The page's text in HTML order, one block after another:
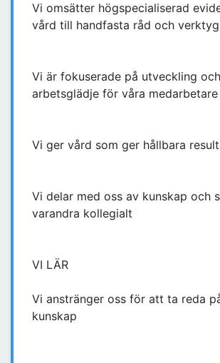
Vi omsätter högspecialiserad
vård till handfasta råd och verktyg
Vi är fokuserade på utveckling och
arbetsglädje för våra medarbetare
Vi ger vård som ger hållbara
Vi delar med oss av kunskap och
varandra kollegialt
VI LÄR
Vi anstränger oss för att ta reda
kunskap